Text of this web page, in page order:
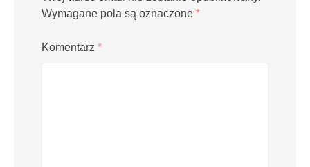
Wymagane pola są oznaczone *
Komentarz *